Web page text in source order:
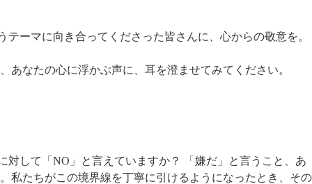
ーマに向き合ってくださった皆さんに、心からの敬意を。
なたの心に浮かぶ声に、耳を澄ませてみてください。
して「NO」と言えていますか？ 「嫌だ」と言うこと、あ
私たちがこの境界線を丁寧に引けるようになったとき、その